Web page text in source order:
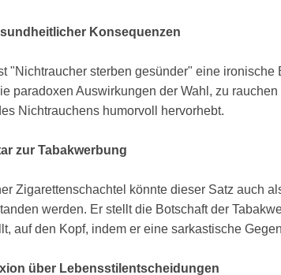
Konsequenzen
"Nichtraucher sterben gesünder" eine
paradoxen Auswirkungen der Wahl, zu
Nichtrauchens humorvoll hervorhebt.
zur Tabakwerbung
Zigarettenschachtel könnte dieser Satz auch
werden. Er stellt die Botschaft der
auf den Kopf, indem er eine sarkastische
über Lebensstilentscheidungen